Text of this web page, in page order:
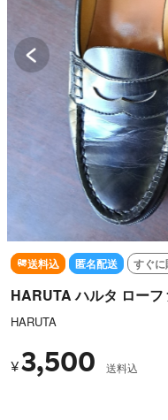
送料込 匿名配送 すぐ
HARUTA ハルタ ロー
HARUTA
¥3,500 送料込